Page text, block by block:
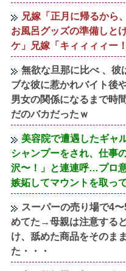
兄嫁「正月に帰るから
お風呂グッズの準備しと
ケ」兄嫁「キィィィィー
無欲な旦那に比べ 、彼
ブな彼に惹かれバイト後
男女の関係になるまで時
だのバカだったｗ
美容院で遭遇したギャ
シャンプーをされ、仕事
沢〜！」と連連呼…プロ
嫉妬してマウントを取っ
スーパーの売り場で4
めてた→母親は注意する
け、舐めた商品をそのま
た・・・